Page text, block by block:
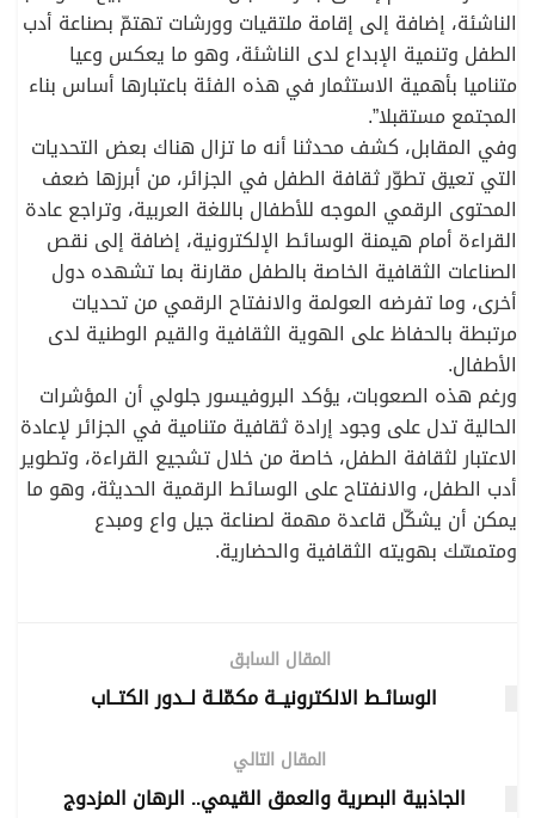
الناشئة، إضافة إلى إقامة ملتقيات وورشات تهتمّ بصناعة أدب
الطفل وتنمية الإبداع لدى الناشئة، وهو ما يعكس وعيا
متناميا بأهمية الاستثمار في هذه الفئة باعتبارها أساس بناء
المجتمع مستقبلا”.
وفي المقابل، كشف محدثنا أنه ما تزال هناك بعض التحديات
التي تعيق تطوّر ثقافة الطفل في الجزائر، من أبرزها ضعف
المحتوى الرقمي الموجه للأطفال باللغة العربية، وتراجع عادة
القراءة أمام هيمنة الوسائط الإلكترونية، إضافة إلى نقص
الصناعات الثقافية الخاصة بالطفل مقارنة بما تشهده دول
أخرى، وما تفرضه العولمة والانفتاح الرقمي من تحديات
مرتبطة بالحفاظ على الهوية الثقافية والقيم الوطنية لدى
الأطفال.
ورغم هذه الصعوبات، يؤكد البروفيسور جلولي أن المؤشرات
الحالية تدل على وجود إرادة ثقافية متنامية في الجزائر لإعادة
الاعتبار لثقافة الطفل، خاصة من خلال تشجيع القراءة، وتطوير
أدب الطفل، والانفتاح على الوسائط الرقمية الحديثة، وهو ما
يمكن أن يشكّل قاعدة مهمة لصناعة جيل واع ومبدع
ومتمسّك بهويته الثقافية والحضارية.
المقال السابق
الوسائـط الالكترونيــة مكمّلـة لــدور الكتــاب
المقال التالي
الجاذبية البصرية والعمق القيمي.. الرهان المزدوج